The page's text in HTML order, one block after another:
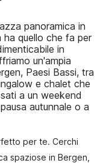
panoramica in
ha quello che fa per
in
un'ampia
Paesi Bassi, tra
e chalet che
a un weekend
autunnale o a
per te. Cerchi
spaziose in Bergen,